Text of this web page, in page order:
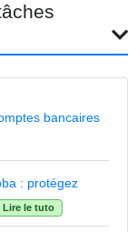
bancaires
: protégez
Lire le tuto